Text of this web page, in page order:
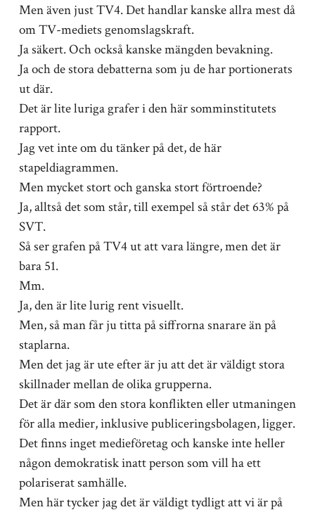
Men även just TV4. Det handlar kanske allra mest då
om TV-mediets genomslagskraft.
Ja säkert. Och också kanske mängden bevakning.
Ja och de stora debatterna som ju de har portionerats
ut där.
Det är lite luriga grafer i den här somminstitutets
rapport.
Jag vet inte om du tänker på det, de här
stapeldiagrammen.
Men mycket stort och ganska stort förtroende?
Ja, alltså det som står, till exempel så står det 63% på
SVT.
Så ser grafen på TV4 ut att vara längre, men det är
bara 51.
Mm.
Ja, den är lite lurig rent visuellt.
Men, så man får ju titta på siffrorna snarare än på
staplarna.
Men det jag är ute efter är ju att det är väldigt stora
skillnader mellan de olika grupperna.
Det är där som den stora konflikten eller utmaningen
för alla medier, inklusive publiceringsbolagen, ligger.
Det finns inget medieföretag och kanske inte heller
någon demokratisk inatt person som vill ha ett
polariserat samhälle.
Men här tycker jag det är väldigt tydligt att vi är på